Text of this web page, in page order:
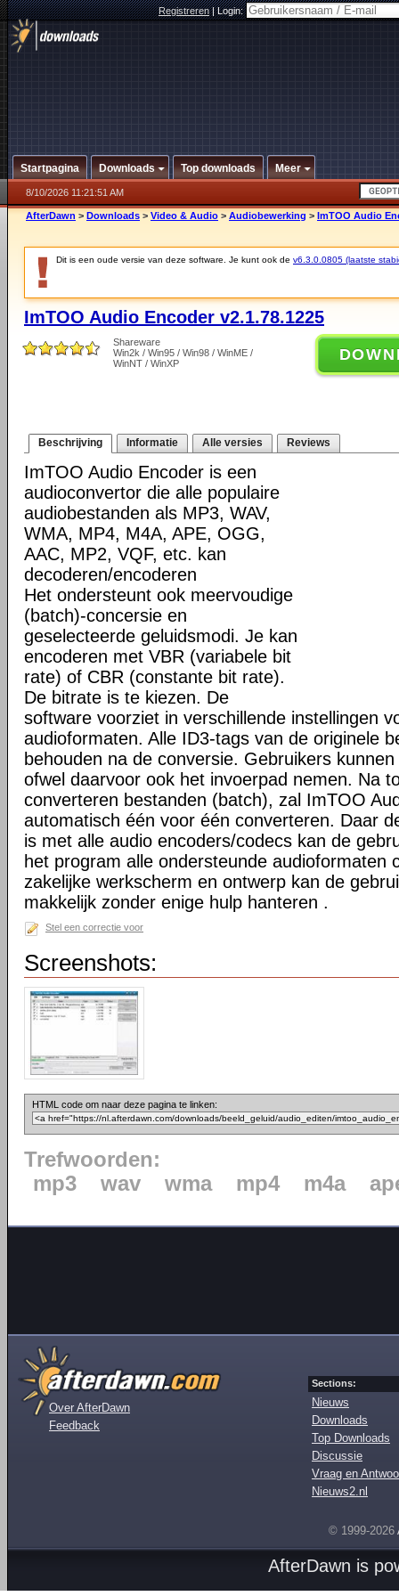
Registreren|Login:
Startpagina Downloads Top downloads Meer
8/10/2026 11:21:51 AM
AfterDawn > Downloads > Video & Audio > Audiobewerking > ImTOO Audio
Dit is een oude versie van deze software. Je kunt ook de v6.3.0.0805 (laatste
ImTOO Audio Encoder v2.1.78.1225
Shareware
Win2k / Win95 / Win98 / WinME /
WinNT / WinXP
Beschrijving Informatie Alle versies Reviews
ImTOO Audio Encoder is een
audioconvertor die alle populaire
audiobestanden als MP3, WAV,
WMA, MP4, M4A, APE, OGG,
AAC, MP2, VQF, etc. kan
decoderen/encoderen
Het ondersteunt ook meervoudige
(batch)-concersie en
geselecteerde geluidsmodi. Je kan
encoderen met VBR (variabele bit
rate) of CBR (constante bit rate).
De bitrate is te kiezen. De
software voorziet in verschillende instellingen
audioformaten. Alle ID3-tags van de originele
behouden na de conversie. Gebruikers
ofwel daarvoor ook het invoerpad nemen. Na
converteren bestanden (batch), zal ImTOO
automatisch één voor één converteren. Daar
is met alle audio encoders/codecs kan de
het program alle ondersteunde audioformaten
zakelijke werkscherm en ontwerp kan de
makkelijk zonder enige hulp hanteren .
Stel een correctie voor
Screenshots:
HTML code om naar deze pagina te linken:
Trefwoorden:
mp3
wav wma mp4 m4a
Over AfterDawn
Feedback
Sections:
Nieuws
Downloads
Top Downloads
Discussie
Vraag en
Nieuws2.nl
© 1999-2026
AfterDawn is